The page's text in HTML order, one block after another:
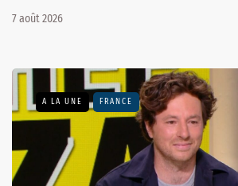
7 août 2026
A LA UNE FRANCE